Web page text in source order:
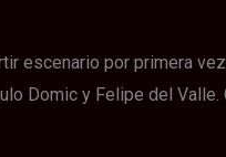
escenario por primera
Domic y Felipe del